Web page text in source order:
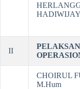
II
CHOIRUL
M.Hum